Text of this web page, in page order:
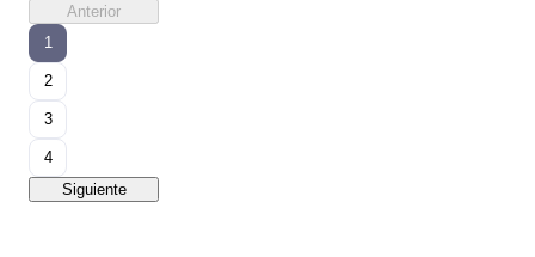
Anterior
1
2
3
4
Siguiente